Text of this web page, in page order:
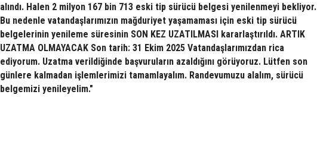
alındı. Halen 2 milyon 167 bin 713 eski tip sürücü belgesi yenilenmeyi bekliyor.
Bu nedenle vatandaşlarımızın mağduriyet yaşamaması için eski tip sürücü
belgelerinin yenileme süresinin SON KEZ UZATILMASI kararlaştırıldı. ARTIK
UZATMA OLMAYACAK Son tarih: 31 Ekim 2025 Vatandaşlarımızdan rica
ediyorum. Uzatma verildiğinde başvuruların azaldığını görüyoruz. Lütfen son
günlere kalmadan işlemlerimizi tamamlayalım. Randevumuzu alalım, sürücü
belgemizi yenileyelim."